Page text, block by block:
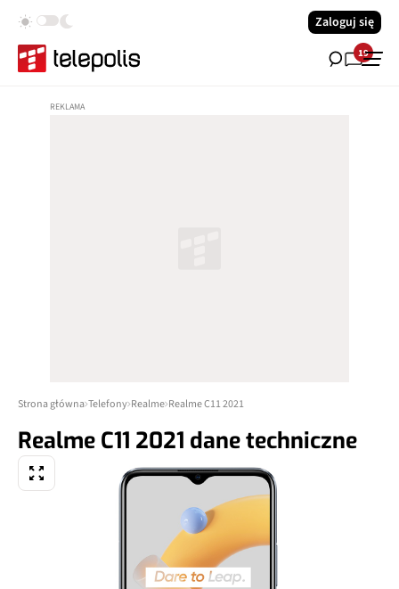
Zaloguj się
19
Strona główna Telefony Realme Realme C11 2021
Realme C11 2021 dane techniczne